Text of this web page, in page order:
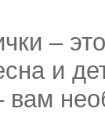
–
и
вам